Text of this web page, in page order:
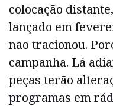
colocação
lançado em
não tracionou.
campanha. Lá
peças terão
programas em